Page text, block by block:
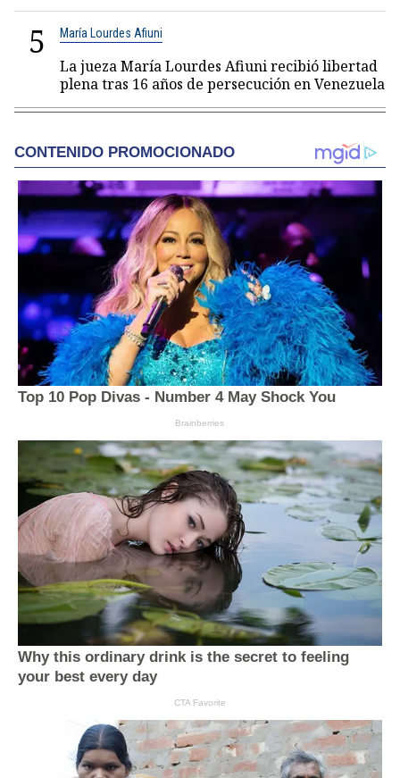
5 María Lourdes Afiuni
La jueza María Lourdes Afiuni recibió libertad
plena tras 16 años de persecución en Venezuela